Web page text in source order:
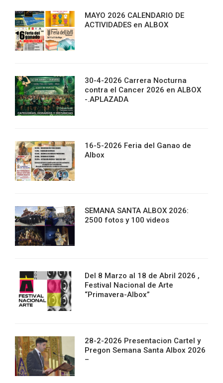
MAYO 2026 CALENDARIO DE
ACTIVIDADES en ALBOX
30-4-2026 Carrera Nocturna
contra el Cancer 2026 en ALBOX
-.APLAZADA
16-5-2026 Feria del Ganao de
Albox
SEMANA SANTA ALBOX 2026:
2500 fotos y 100 videos
Del 8 Marzo al 18 de Abril 2026 ,
Festival Nacional de Arte
“Primavera-Albox”
28-2-2026 Presentacion Cartel y
Pregon Semana Santa Albox 2026
–